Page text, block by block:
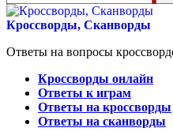
для:
Кроссворды, Сканворды
Ответы на вопросы
Кроссворды онлайн
Ответы к играм
Ответы на кроссворды
Ответы на сканворды